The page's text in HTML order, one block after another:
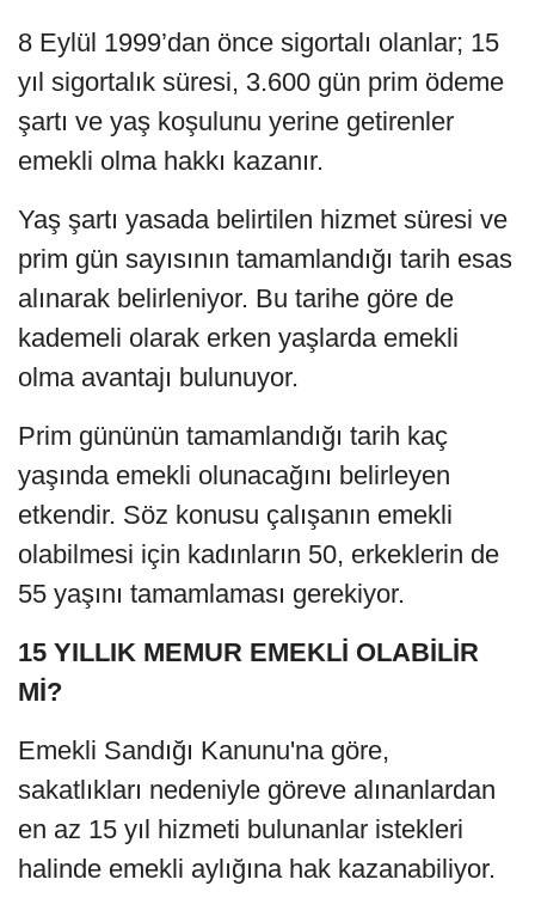
8 Eylül 1999’dan önce sigortalı olanlar; 15
yıl sigortalık süresi, 3.600 gün prim ödeme
şartı ve yaş koşulunu yerine getirenler
emekli olma hakkı kazanır.
Yaş şartı yasada belirtilen hizmet süresi ve
prim gün sayısının tamamlandığı tarih esas
alınarak belirleniyor. Bu tarihe göre de
kademeli olarak erken yaşlarda emekli
olma avantajı bulunuyor.
Prim gününün tamamlandığı tarih kaç
yaşında emekli olunacağını belirleyen
etkendir. Söz konusu çalışanın emekli
olabilmesi için kadınların 50, erkeklerin de
55 yaşını tamamlaması gerekiyor.
15 YILLIK MEMUR EMEKLİ OLABİLİR
Mİ?
Emekli Sandığı Kanunu'na göre,
sakatlıkları nedeniyle göreve alınanlardan
en az 15 yıl hizmeti bulunanlar istekleri
halinde emekli aylığına hak kazanabiliyor.